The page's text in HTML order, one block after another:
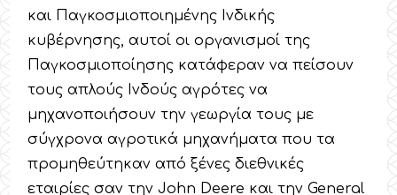
και Παγκοσμιοποιημένης Ινδικής
κυβέρνησης, αυτοί οι οργανισμοί της
Παγκοσμιοποίησης κατάφεραν να πείσουν
τους απλούς Ινδούς αγρότες να
μηχανοποιήσουν την γεωργία τους με
σύγχρονα αγροτικά μηχανήματα που τα
προμηθεύτηκαν από ξένες διεθνικές
εταιρίες σαν την John Deere και την General